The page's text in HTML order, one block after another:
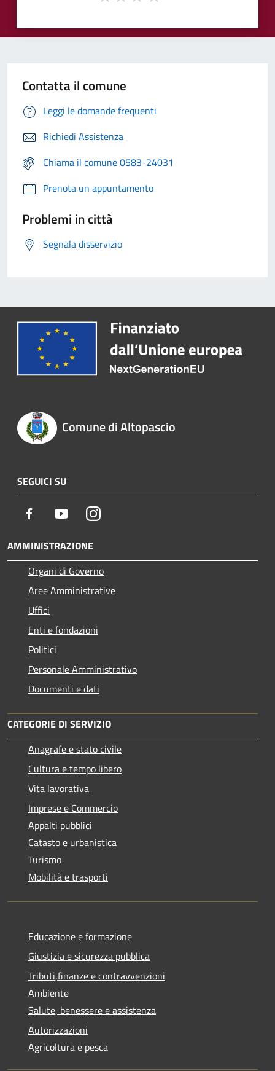
Contatta il comune
Leggi le domande frequenti
Richiedi Assistenza
Chiama il comune 0583-24031
Prenota un appuntamento
Problemi in città
Segnala disservizio
Comune di Altopascio
SEGUICI SU
Facebook YoutubeInstagram
AMMINISTRAZIONE
Organi di Governo
Aree Amministrative
Uffici
Enti e fondazioni
Politici
Personale Amministrativo
Documenti e dati
CATEGORIE DI SERVIZIO
Anagrafe e stato civile
Cultura e tempo libero
Vita lavorativa
Imprese e Commercio
Appalti pubblici
Catasto e urbanistica
Turismo
Mobilità e trasporti
Educazione e formazione
Giustizia e sicurezza pubblica
Tributi,finanze e contravvenzioni
Ambiente
Salute, benessere e assistenza
Autorizzazioni
Agricoltura e pesca